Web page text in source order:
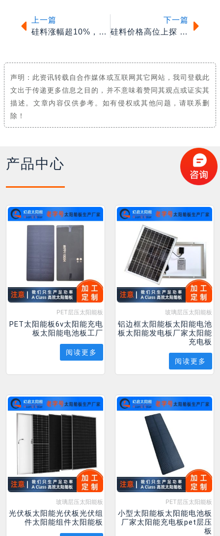
上一篇
硅料涨幅超10%，硅片再涨3~4毛片
下一篇
硅料价格高位上探 电池组件成本上涨
声明：此资讯转载自合作媒体或互联网其它网站，我司登载此
文出于传递更多信息之目的，并不意味着赞同其观点或证实其
描述。文章内容仅供参考。如有侵权或其他问题，请联系删
除！
产品中心
PET层压太阳能板
PET太阳能板6v太阳能充电
板太阳能电池板工厂
阅读更多
玻璃层压太阳能板
铝边框太阳能板太阳能电池
板太阳能发电板厂家太阳能
充电板
阅读更多
玻璃层压太阳能板
光伏板太阳能光伏板光伏组
件太阳能组件太阳能板
PET层压太阳能板
小型太阳能板太阳能电池板
厂家太阳能充电板pet层压
板